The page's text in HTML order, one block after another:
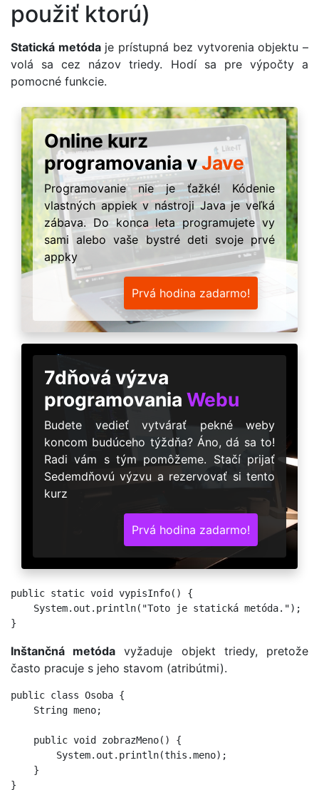
použiť ktorú)
Statická metódaje prístupná bez vytvorenia objektu –
volá sa cez názov triedy. Hodí sa pre výpočty a
pomocné funkcie.
Online kurz
programovania vJave
Programovanie nie je ťažké! Kódenie
vlastných appiek v nástroji Java je veľká
zábava. Do konca leta programujete vy
sami alebo vaše bystré deti svoje prvé
appky
Prvá hodina zadarmo!
7dňová výzva
programovania Webu
Budete vedieť vytvárať pekné weby
koncom budúceho týždňa? Áno, dá sa to!
Radi vám s tým pomôžeme. Stačí prijať
Sedemdňovú výzvu a rezervovať si tento
kurz
Prvá hodina zadarmo!
public static void vypisInfo() {
    System.out.println("Toto je statická metóda.");
Inštančná metóda vyžaduje objekt triedy, pretože
často pracuje s jeho stavom (atribútmi).
public class Osoba {
    String meno;
    public void zobrazMeno() {
        System.out.println(this.meno);
    }